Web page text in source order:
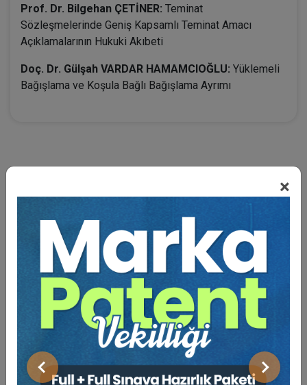
×
Önceki Sonraki
Prof. Dr. Bilgehan ÇETİNER: Teminat
Sözleşmelerinde Geniş Kapsamlı Teminat Amacı
Açıklamalarının Hukuki Akıbeti
Doç. Dr. Gülşah VARDAR HAMAMCIOĞLU: Yüklemeli
Bağışlama ve Koşula Bağlı Bağışlama Ayrımı
Video Eğitim Abonesi Ol: Sadece 5490 TL / Yıllık
Hukuk Eğitim